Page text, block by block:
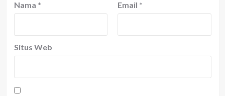
Nama * Email *
Situs Web